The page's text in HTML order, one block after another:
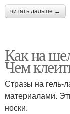
читать дальше →
Как на
Чем
Стразы на гель-
материалами.
носки.